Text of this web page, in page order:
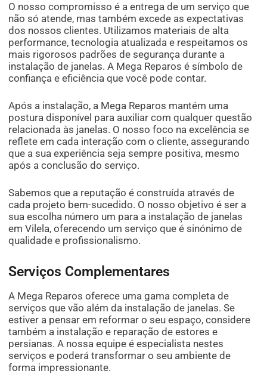
O nosso compromisso é a entrega de um serviço que
não só atende, mas também excede as expectativas
dos nossos clientes. Utilizamos materiais de alta
performance, tecnologia atualizada e respeitamos os
mais rigorosos padrões de segurança durante a
instalação de janelas. A Mega Reparos é símbolo de
confiança e eficiência que você pode contar.
Após a instalação, a Mega Reparos mantém uma
postura disponível para auxiliar com qualquer questão
relacionada às janelas. O nosso foco na excelência se
reflete em cada interação com o cliente, assegurando
que a sua experiência seja sempre positiva, mesmo
após a conclusão do serviço.
Sabemos que a reputação é construída através de
cada projeto bem-sucedido. O nosso objetivo é ser a
sua escolha número um para a instalação de janelas
em Vilela, oferecendo um serviço que é sinónimo de
qualidade e profissionalismo.
Serviços Complementares
A Mega Reparos oferece uma gama completa de
serviços que vão além da instalação de janelas. Se
estiver a pensar em reformar o seu espaço, considere
também a instalação e reparação de estores e
persianas. A nossa equipe é especialista nestes
serviços e poderá transformar o seu ambiente de
forma impressionante.